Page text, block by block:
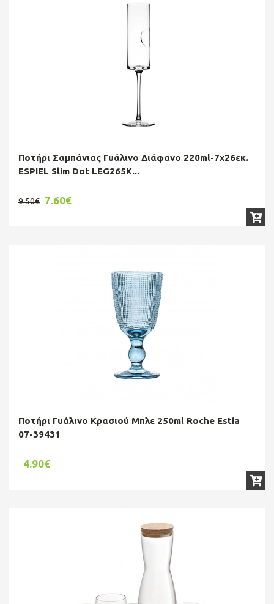
Ποτήρι Σαμπάνιας Γυάλινο Διάφανο 220ml-7x26εκ.
ESPIEL Slim Dot LEG265K...
9.50€ 7.60€
Ποτήρι Γυάλινο Κρασιού Μπλε 250ml Roche Estia
07-39431
4.90€